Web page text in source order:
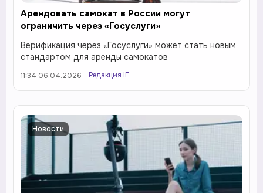
Арендовать самокат в России могут
ограничить через «Госуслуги»
Верификация через «Госуслуги» может стать новым
стандартом для аренды самокатов
11:34 06.04.2026 Редакция IF
Новости